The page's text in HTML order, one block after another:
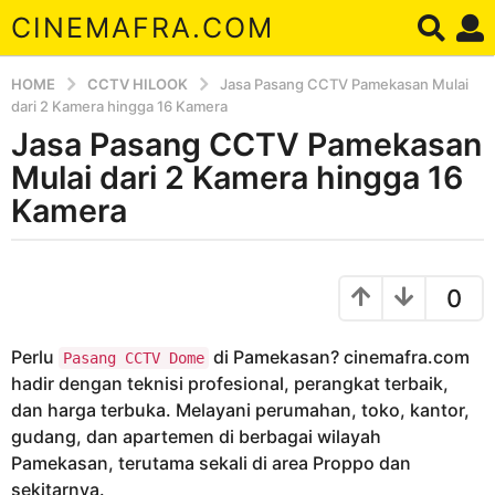
CINEMAFRA.COM
HOME CCTV HILOOK
Jasa Pasang CCTV Pamekasan Mulai
dari 2 Kamera hingga 16 Kamera
t
a
h
o
8
t
a
h
u
Jasa Pasang CCTV Pamekasan
Mulai dari 2 Kamera hingga 16
Kamera
d
a
0
Perlu Pasang CCTV Dome di Pamekasan? cinemafra.com
hadir dengan teknisi profesional, perangkat terbaik,
dan harga terbuka. Melayani perumahan, toko, kantor,
gudang, dan apartemen di berbagai wilayah
Pamekasan, terutama sekali di area Proppo dan
sekitarnya.